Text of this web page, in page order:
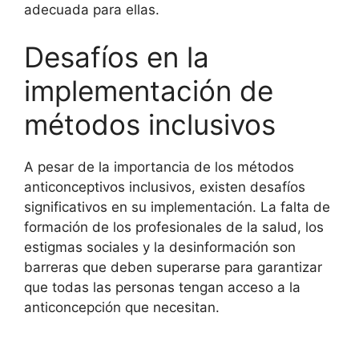
adecuada para ellas.
Desafíos en la
implementación de
métodos inclusivos
A pesar de la importancia de los métodos
anticonceptivos inclusivos, existen desafíos
significativos en su implementación. La falta de
formación de los profesionales de la salud, los
estigmas sociales y la desinformación son
barreras que deben superarse para garantizar
que todas las personas tengan acceso a la
anticoncepción que necesitan.